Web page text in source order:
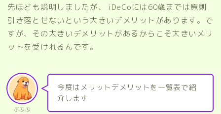
先ほども説明しましたが、 iDeCoには60歳までは原則
引き落とせないという大きいデメリットがあります。で
すが、その大きいデメリットがあるからこそ大きいメリ
ットを受けれるんです。
ぶぶぶ
今度はメリットデメリットを一覧表で紹
介します